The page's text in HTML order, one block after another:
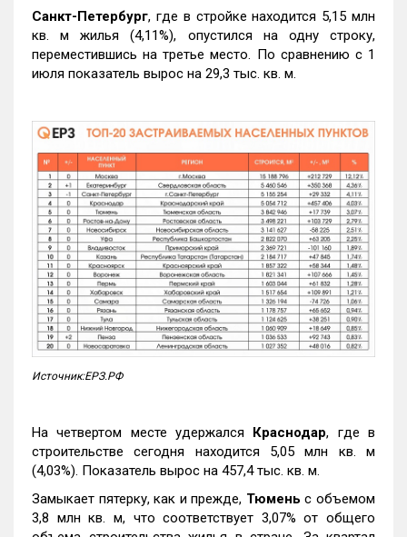
Санкт-Петербург, где в стройке находится 5,15 млн
кв. м жилья (4,11%), опустился на одну строку,
переместившись на третье место. По сравнению с 1
июля показатель вырос на 29,3 тыс. кв. м.
Источник:ЕРЗ.РФ
На четвертом месте удержался Краснодар, где в
строительстве сегодня находится 5,05 млн кв. м
(4,03%). Показатель вырос на 457,4 тыс. кв. м.
Замыкает пятерку, как и прежде, Тюмень с объемом
3,8 млн кв. м, что соответствует 3,07% от общего